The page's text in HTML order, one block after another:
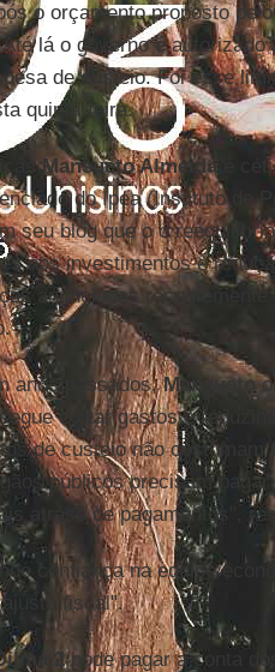
o orçamento proposto
lá o governo é
de custeio. Foi esse
quinta-feira.
Mansueto Almeidaé
do Ipea (Instituto de
seu blog que o o
nos investimentos e
anunciadas recentemente
anos passados,Mansueto
cortar gastos é
de custeio não costumam
públicos precisam
atraso de pagamentos",
confiança na equipe
fiscal".
2pode pagar a conta